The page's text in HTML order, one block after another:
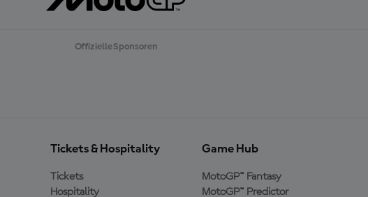
Offizielle Sponsoren
Tickets & Hospitality
Tickets
Hospitality
Game Hub
MotoGP™ Fantasy
MotoGP™ Predictor